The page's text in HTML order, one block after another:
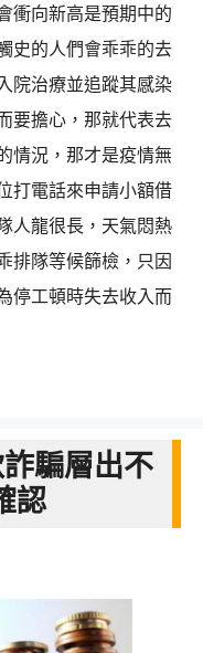
衝向新高是預期中的
史的人們會乖乖的去
院治療並追蹤其感染
要擔心，那就代表去
情況，那才是疫情無
打電話來申請小額借
人龍很長，天氣悶熱
排隊等候篩檢，只因
停工頓時失去收入而
騙層出不
認